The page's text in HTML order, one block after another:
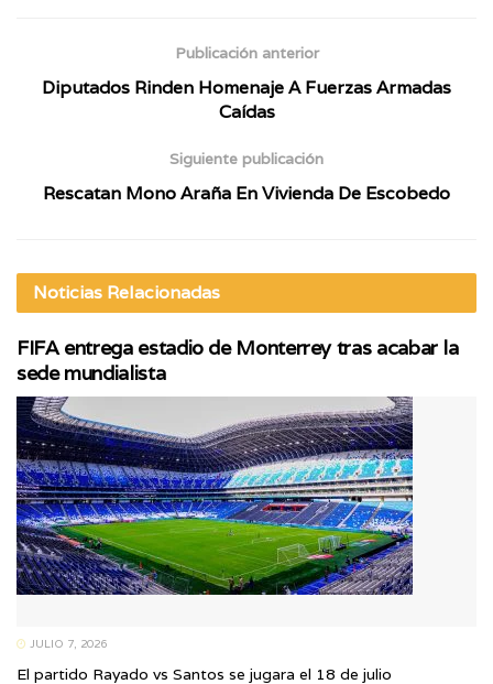
Publicación anterior
Diputados Rinden Homenaje A Fuerzas Armadas
Caídas
Siguiente publicación
Rescatan Mono Araña En Vivienda De Escobedo
Noticias Relacionadas
FIFA entrega estadio de Monterrey tras acabar la
sede mundialista
JULIO 7, 2026
El partido Rayado vs Santos se jugara el 18 de julio